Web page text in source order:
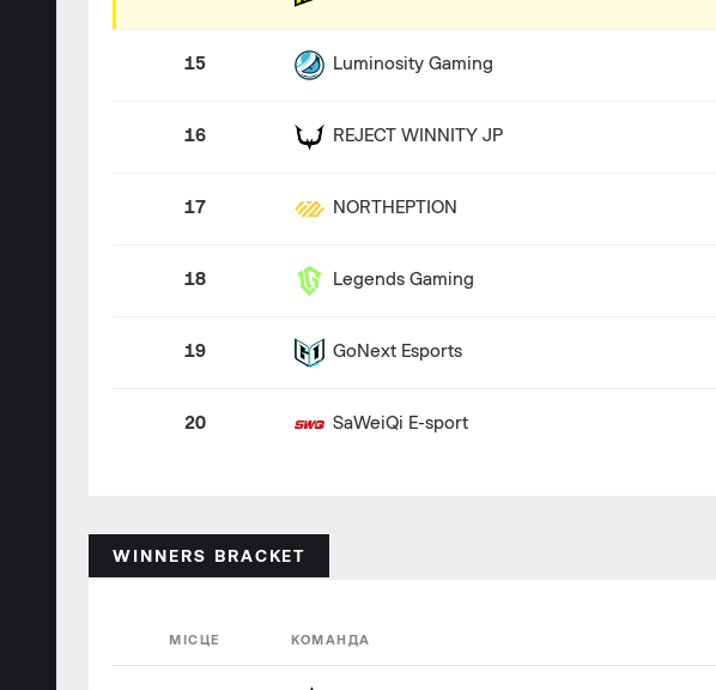
15 Luminosity Gaming
16 REJECT WINNITY JP
17 NORTHEPTION
18 Legends Gaming
19 GoNext Esports
20 SaWeiQi E-sport
WINNERS BRACKET
МІСЦЕ КОМАНДА